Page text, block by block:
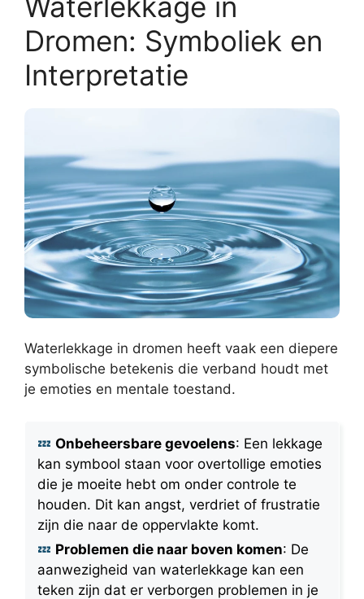
Dromen: Symboliek en
Interpretatie
Waterlekkage in dromen heeft vaak een diepere
symbolische betekenis die verband houdt met
je emoties en mentale toestand.
Onbeheersbare gevoelens: Een lekkage
kan symbool staan voor overtollige emoties
die je moeite hebt om onder controle te
houden. Dit kan angst, verdriet of frustratie
zijn die naar de oppervlakte komt.
Problemen die naar boven komen: De
aanwezigheid van waterlekkage kan een
teken zijn dat er verborgen problemen in je